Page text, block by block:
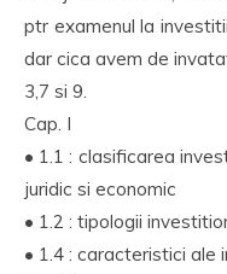
ptr examenul la
dar cica avem de
3,7 si 9.
Cap. I
• 1.1 : clasificarea
juridic si economic
• 1.2 : tipologii
• 1.4 : caracteristici ale